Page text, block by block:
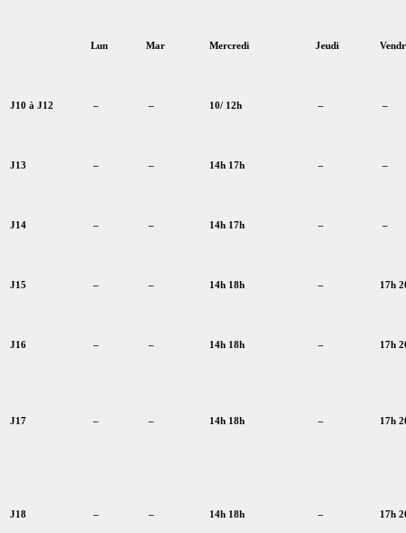
Lun Mar Mercredi Jeudi
J10 à J12 – – 10/ 12h – –
J13 – – 14h 17h – –
J14 – – 14h 17h – –
J15 – – 14h 18h – 17h
J16 – – 14h 18h – 17h
J17 – – 14h 18h – 17h
J18 – – 14h 18h – 17h